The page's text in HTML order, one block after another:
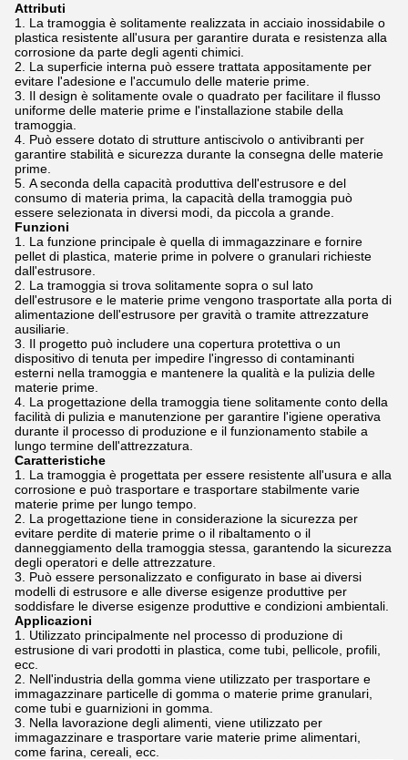
Attributi
La tramoggia è solitamente realizzata in acciaio inossidabile o
plastica resistente all'usura per garantire durata e resistenza alla
corrosione da parte degli agenti chimici.
La superficie interna può essere trattata appositamente per
evitare l'adesione e l'accumulo delle materie prime.
Il design è solitamente ovale o quadrato per facilitare il flusso
uniforme delle materie prime e l'installazione stabile della
tramoggia.
Può essere dotato di strutture antiscivolo o antivibranti per
garantire stabilità e sicurezza durante la consegna delle materie
prime.
A seconda della capacità produttiva dell'estrusore e del
consumo di materia prima, la capacità della tramoggia può
essere selezionata in diversi modi, da piccola a grande.
Funzioni
La funzione principale è quella di immagazzinare e fornire
pellet di plastica, materie prime in polvere o granulari richieste
dall'estrusore.
La tramoggia si trova solitamente sopra o sul lato
dell'estrusore e le materie prime vengono trasportate alla porta di
alimentazione dell'estrusore per gravità o tramite attrezzature
ausiliarie.
Il progetto può includere una copertura protettiva o un
dispositivo di tenuta per impedire l'ingresso di contaminanti
esterni nella tramoggia e mantenere la qualità e la pulizia delle
materie prime.
La progettazione della tramoggia tiene solitamente conto della
facilità di pulizia e manutenzione per garantire l'igiene operativa
durante il processo di produzione e il funzionamento stabile a
lungo termine dell'attrezzatura.
Caratteristiche
La tramoggia è progettata per essere resistente all'usura e alla
corrosione e può trasportare e trasportare stabilmente varie
materie prime per lungo tempo.
La progettazione tiene in considerazione la sicurezza per
evitare perdite di materie prime o il ribaltamento o il
danneggiamento della tramoggia stessa, garantendo la sicurezza
degli operatori e delle attrezzature.
Può essere personalizzato e configurato in base ai diversi
modelli di estrusore e alle diverse esigenze produttive per
soddisfare le diverse esigenze produttive e condizioni ambientali.
Applicazioni
Utilizzato principalmente nel processo di produzione di
estrusione di vari prodotti in plastica, come tubi, pellicole, profili,
ecc.
Nell'industria della gomma viene utilizzato per trasportare e
immagazzinare particelle di gomma o materie prime granulari,
come tubi e guarnizioni in gomma.
Nella lavorazione degli alimenti, viene utilizzato per
immagazzinare e trasportare varie materie prime alimentari,
come farina, cereali, ecc.